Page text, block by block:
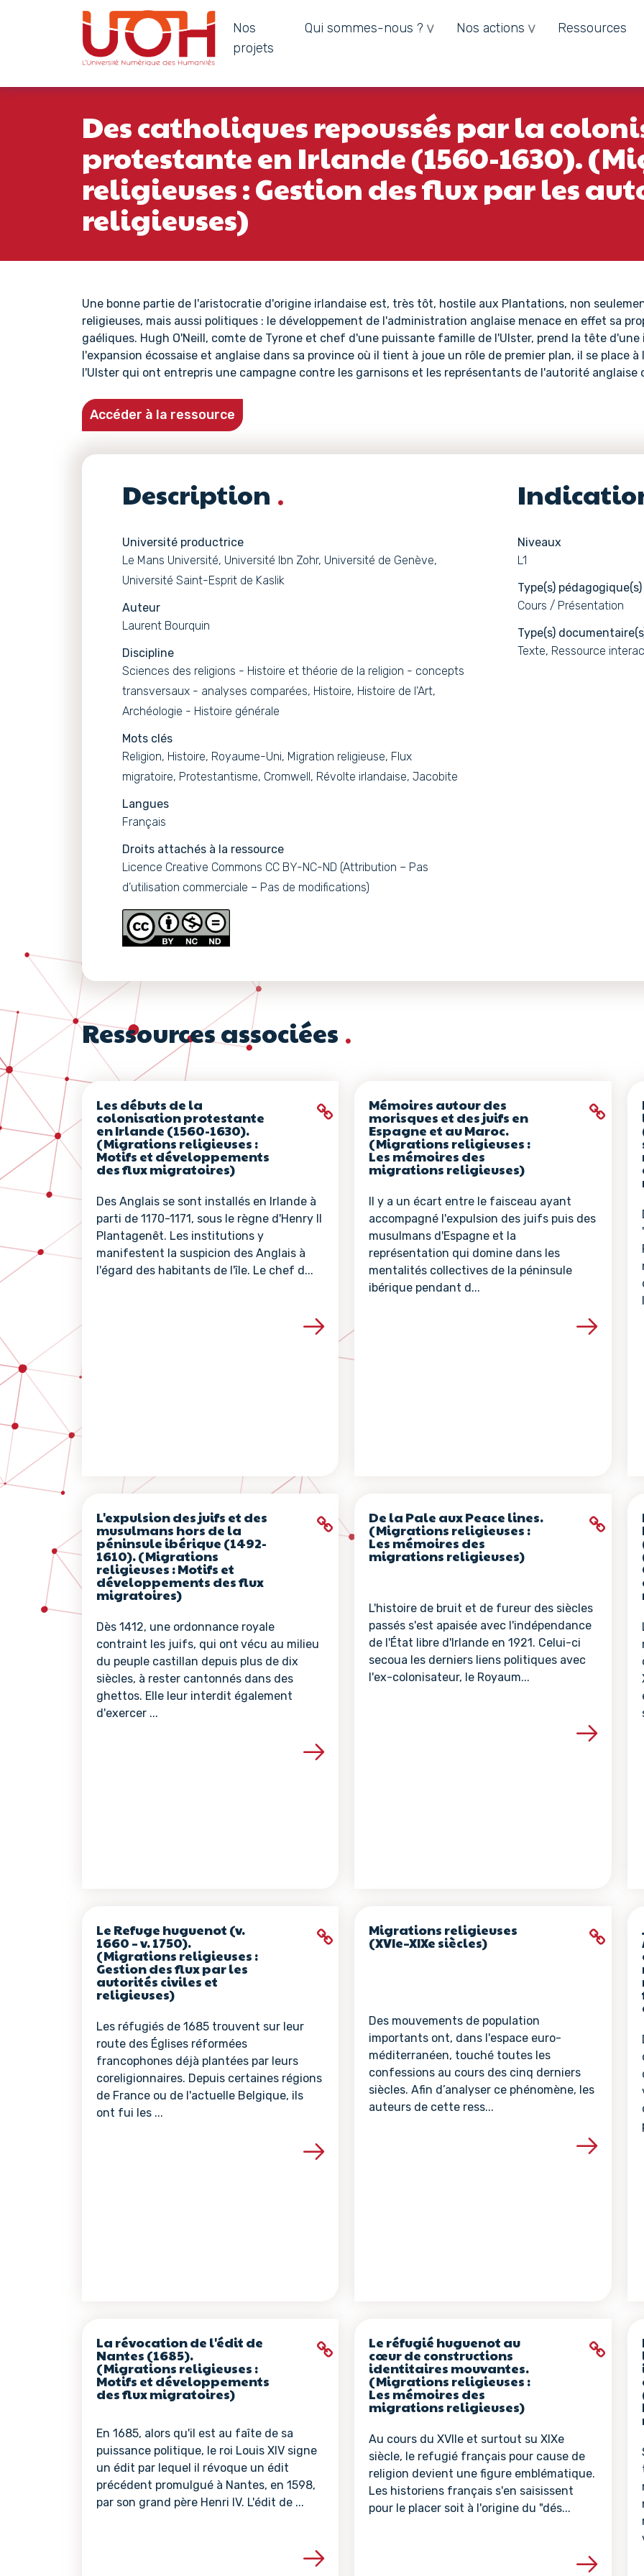
Navigation principale
Nos
projets
Qui sommes-nous ? Nos actions Ressources
Des catholiques repoussés par la
protestante en Irlande (1560-1630).
religieuses : Gestion des flux par les
religieuses)
Une bonne partie de l'aristocratie d'origine irlandaise est, très tôt, hostile aux Plantations, non
religieuses, mais aussi politiques : le développement de l'administration anglaise menace en effet sa
gaéliques. Hugh O'Neill, comte de Tyrone et chef d'une puissante famille de l'Ulster, prend la tête
l'expansion écossaise et anglaise dans sa province où il tient à joue un rôle de premier plan, il se place
l'Ulster qui ont entrepris une campagne contre les garnisons et les représentants de l'autorité anglaise
Accéder à la ressource
Description
Université productrice
Le Mans Université, Université Ibn Zohr, Université de Genève,
Université Saint-Esprit de Kaslik
Auteur
Laurent Bourquin
Discipline
Sciences des religions - Histoire et théorie de la religion - concepts
transversaux - analyses comparées, Histoire, Histoire de l'Art,
Archéologie - Histoire générale
Mots clés
Religion, Histoire, Royaume-Uni, Migration religieuse, Flux
migratoire, Protestantisme, Cromwell, Révolte irlandaise, Jacobite
Langues
Français
Droits attachés à la ressource
Licence Creative Commons CC BY-NC-ND (Attribution – Pas
d’utilisation commerciale – Pas de modifications)
Niveaux
L1
Type(s) pédagogique(s)
Cours / Présentation
Type(s)
Texte, Ressource
Ressources associées
Les débuts de la
colonisation protestante
en Irlande (1560-1630).
(Migrations religieuses :
Motifs et développements
des flux migratoires)
Des Anglais se sont installés en Irlande à
parti de 1170-1171, sous le règne d'Henry II
Plantagenêt. Les institutions y
manifestent la suspicion des Anglais à
l'égard des habitants de l'île. Le chef d...
Voir les détails de la ressource
Mémoires autour des
morisques et des juifs en
Espagne et au Maroc.
(Migrations religieuses :
Les mémoires des
migrations religieuses)
Il y a un écart entre le faisceau ayant
accompagné l'expulsion des juifs puis des
musulmans d'Espagne et la
représentation qui domine dans les
mentalités collectives de la péninsule
ibérique pendant d...
Voir les détails de la
L'expulsion des juifs et des
musulmans hors de la
péninsule ibérique (1492-
1610). (Migrations
religieuses : Motifs et
développements des flux
migratoires)
Dès 1412, une ordonnance royale
contraint les juifs, qui ont vécu au milieu
du peuple castillan depuis plus de dix
siècles, à rester cantonnés dans des
ghettos. Elle leur interdit également
d'exercer ...
Voir les détails de la ressource
De la Pale aux Peace lines.
(Migrations religieuses :
Les mémoires des
migrations religieuses)
L'histoire de bruit et de fureur des siècles
passés s'est apaisée avec l'indépendance
de l'État libre d'Irlande en 1921. Celui-ci
secoua les derniers liens politiques avec
l'ex-colonisateur, le Royaum...
Voir les détails de la
Le Refuge huguenot (v.
1660 – v. 1750).
(Migrations religieuses :
Gestion des flux par les
autorités civiles et
religieuses)
Les réfugiés de 1685 trouvent sur leur
route des Églises réformées
francophones déjà plantées par leurs
coreligionnaires. Depuis certaines régions
de France ou de l'actuelle Belgique, ils
ont fui les ...
Voir les détails de la ressource
Migrations religieuses
(XVIe–XIXe siècles)
Des mouvements de population
importants ont, dans l'espace euro-
méditerranéen, touché toutes les
confessions au cours des cinq derniers
siècles. Afin d’analyser ce phénomène, les
auteurs de cette ress...
Voir les détails de la
La révocation de l'édit de
Nantes (1685).
(Migrations religieuses :
Motifs et développements
des flux migratoires)
En 1685, alors qu'il est au faîte de sa
puissance politique, le roi Louis XIV signe
un édit par lequel il révoque un édit
précédent promulgué à Nantes, en 1598,
par son grand père Henri IV. L'édit de ...
Voir les détails de la ressource
Le réfugié huguenot au
cœur de constructions
identitaires mouvantes.
(Migrations religieuses :
Les mémoires des
migrations religieuses)
Au cours du XVIIe et surtout su XIXe
siècle, le refugié français pour cause de
religion devient une figure emblématique.
Les historiens français s'en saisissent
pour le placer soit à l'origine du "dés...
Voir les détails de la